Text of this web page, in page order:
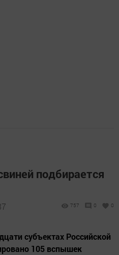
подбирается
757 0 0
субъектах Российской
105 вспышек